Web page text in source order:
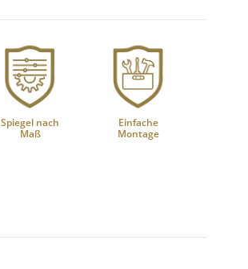
Spiegel nach
Maß
Einfache
Montage